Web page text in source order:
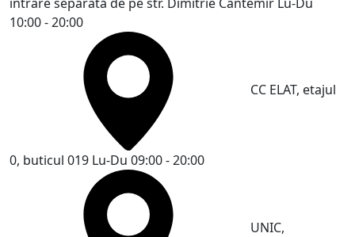
10:00 - 20:00
CC ELAT, etajul
0, buticul 019 Lu-Du 09:00 - 20:00
UNIC,